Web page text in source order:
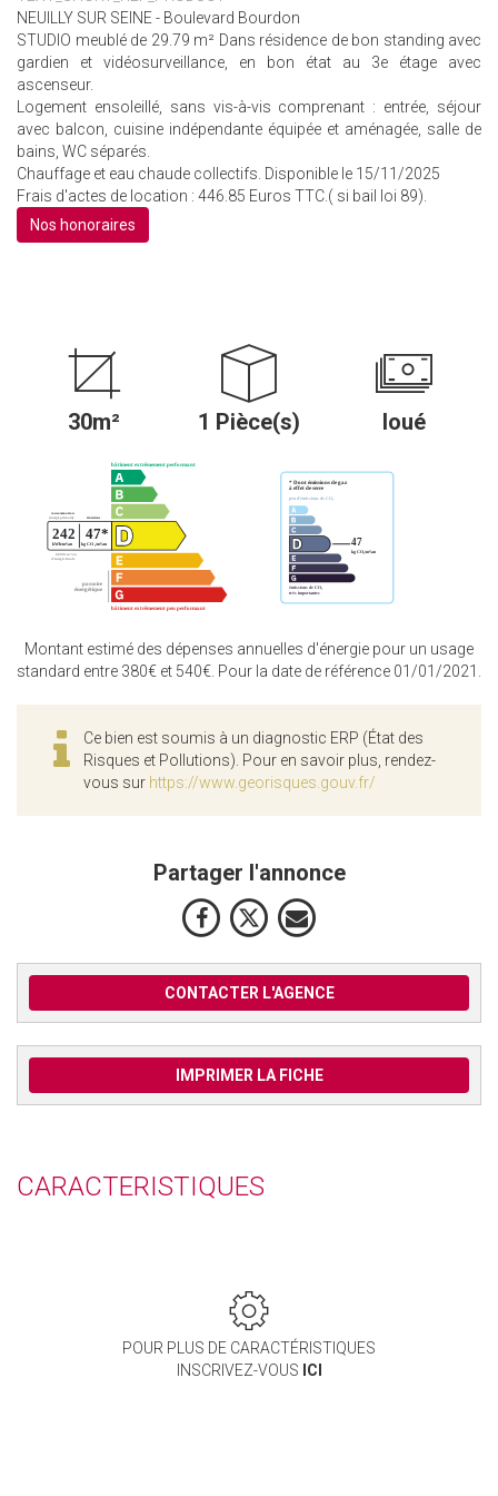
NEUILLY SUR SEINE - Boulevard Bourdon
STUDIO meublé de 29.79 m² Dans résidence de bon standing avec
gardien et vidéosurveillance, en bon état au 3e étage avec
ascenseur.
Logement ensoleillé, sans vis-à-vis comprenant : entrée, séjour
avec balcon, cuisine indépendante équipée et aménagée, salle de
bains, WC séparés.
Chauffage et eau chaude collectifs. Disponible le 15/11/2025
Frais d'actes de location : 446.85 Euros TTC.( si bail loi 89).
Nos honoraires
30m² 1 Pièce(s) loué
Montant estimé des dépenses annuelles d'énergie pour un usage
standard entre 380€ et 540€. Pour la date de référence 01/01/2021.
Ce bien est soumis à un diagnostic ERP (État des
Risques et Pollutions). Pour en savoir plus, rendez-
vous sur https://www.georisques.gouv.fr/
Partager l'annonce
CONTACTER L'AGENCE
IMPRIMER LA FICHE
CARACTERISTIQUES
POUR PLUS DE CARACTÉRISTIQUES
INSCRIVEZ-VOUS ICI